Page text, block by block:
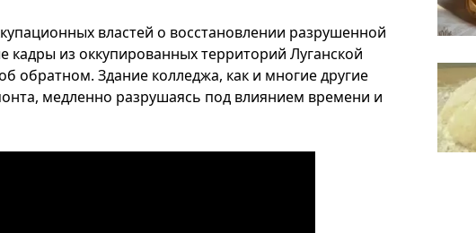
властей о восстановлении разрушенной
кадры из оккупированных территорий Луганской
обратном. Здание колледжа, как и многие другие
медленно разрушаясь под влиянием времени и